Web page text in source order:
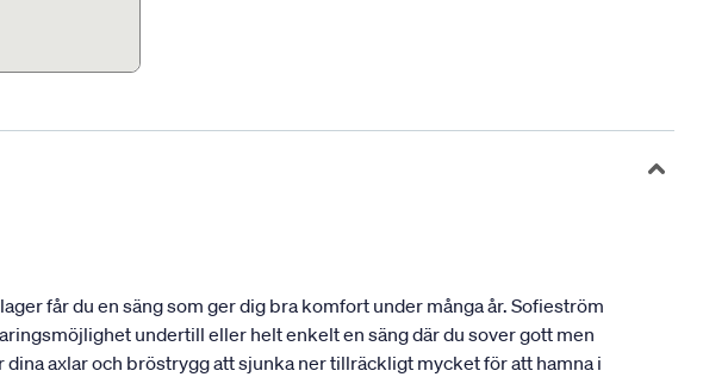
får du en säng som ger dig bra komfort under många år. Sofieström
undertill eller helt enkelt en säng där du sover gott men
axlar och bröstrygg att sjunka ner tillräckligt mycket för att hamna i